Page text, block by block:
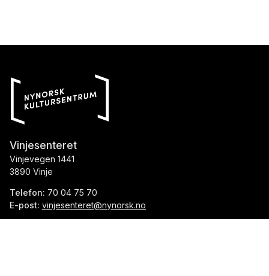
Vinjesenteret
Vinjevegen 1441
3890 Vinje
Telefon: 70 04 75 70
E-post: vinjesenteret@nynorsk.no